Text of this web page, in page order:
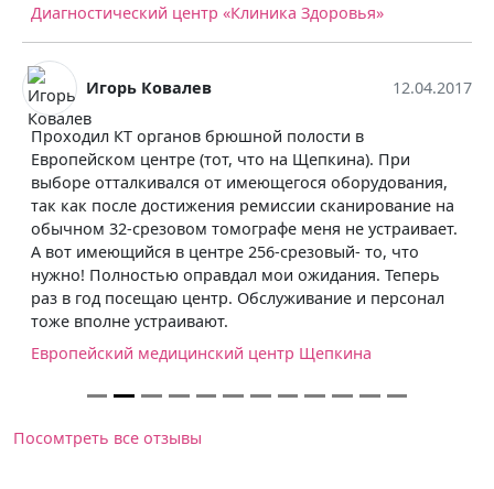
Диагностический центр «Клиника Здоровья»
Игорь Ковалев 12.04.2017
Проходил КТ органов брюшной полости в
Европейском центре (тот, что на Щепкина). При
выборе отталкивался от имеющегося оборудования,
так как после достижения ремиссии сканирование на
обычном 32-срезовом томографе меня не устраивает.
А вот имеющийся в центре 256-срезовый- то, что
нужно! Полностью оправдал мои ожидания. Теперь
раз в год посещаю центр. Обслуживание и персонал
тоже вполне устраивают.
Европейский медицинский центр Щепкина
Посомтреть все отзывы